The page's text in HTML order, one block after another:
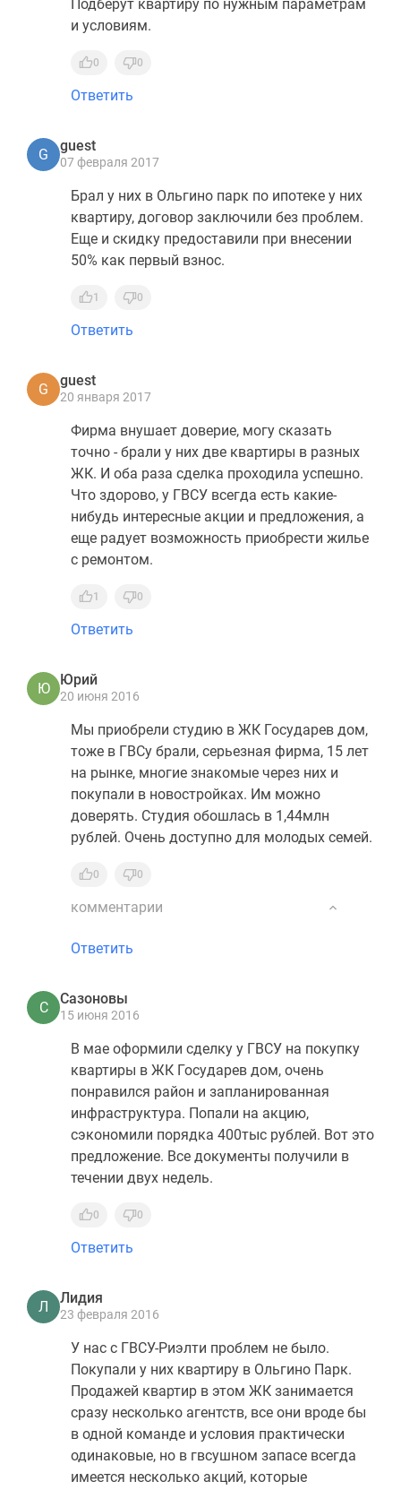
Подберут квартиру по нужным параметрам
и условиям.
0 0
Ответить
G
guest
07 февраля 2017
Брал у них в Ольгино парк по ипотеке у них
квартиру, договор заключили без проблем.
Еще и скидку предоставили при внесении
50% как первый взнос.
1 0
Ответить
G
guest
20 января 2017
Фирма внушает доверие, могу сказать
точно - брали у них две квартиры в разных
ЖК. И оба раза сделка проходила успешно.
Что здорово, у ГВСУ всегда есть какие-
нибудь интересные акции и предложения, а
еще радует возможность приобрести жилье
с ремонтом.
1 0
Ответить
Ю
Юрий
20 июня 2016
Мы приобрели студию в ЖК Государев дом,
тоже в ГВСу брали, серьезная фирма, 15 лет
на рынке, многие знакомые через них и
покупали в новостройках. Им можно
доверять. Студия обошлась в 1,44млн
рублей. Очень доступно для молодых семей.
0 0
комментарии
Ответить
С
Сазоновы
15 июня 2016
В мае оформили сделку у ГВСУ на покупку
квартиры в ЖК Государев дом, очень
понравился район и запланированная
инфраструктура. Попали на акцию,
сэкономили порядка 400тыс рублей. Вот это
предложение. Все документы получили в
течении двух недель.
0 0
Ответить
Л
Лидия
23 февраля 2016
У нас с ГВСУ-Риэлти проблем не было.
Покупали у них квартиру в Ольгино Парк.
Продажей квартир в этом ЖК занимается
сразу несколько агентств, все они вроде бы
в одной команде и условия практически
одинаковые, но в гвсушном запасе всегда
имеется несколько акций, которые